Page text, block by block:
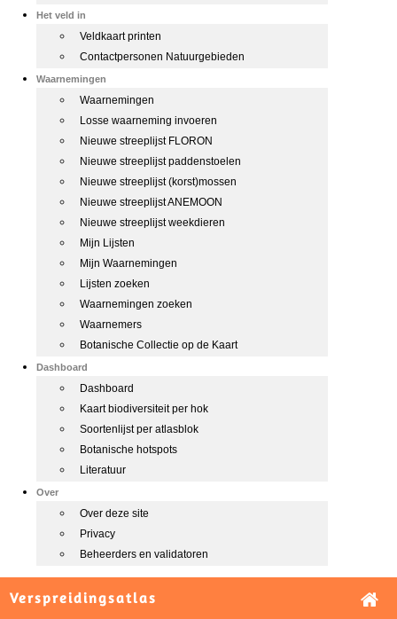
Het veld in
Veldkaart printen
Contactpersonen Natuurgebieden
Waarnemingen
Waarnemingen
Losse waarneming invoeren
Nieuwe streeplijst FLORON
Nieuwe streeplijst paddenstoelen
Nieuwe streeplijst (korst)mossen
Nieuwe streeplijst ANEMOON
Nieuwe streeplijst weekdieren
Mijn Lijsten
Mijn Waarnemingen
Lijsten zoeken
Waarnemingen zoeken
Waarnemers
Botanische Collectie op de Kaart
Dashboard
Dashboard
Kaart biodiversiteit per hok
Soortenlijst per atlasblok
Botanische hotspots
Literatuur
Over
Over deze site
Privacy
Beheerders en validatoren
Verspreidingsatlas